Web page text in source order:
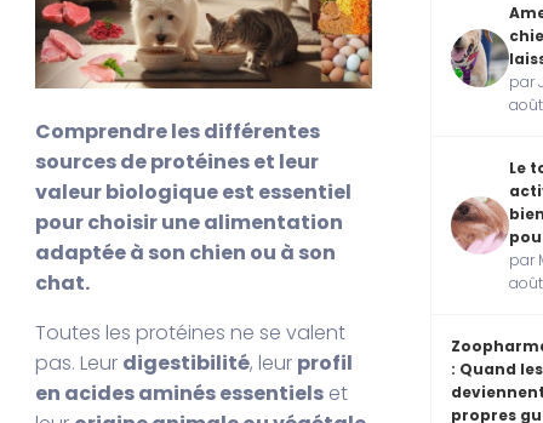
Comprendre les différentes
sources de protéines et leur
valeur biologique est essentiel
pour choisir une alimentation
adaptée à son chien ou à son
chat.
Toutes les protéines ne se valent
pas. Leur digestibilité, leur profil
en acides aminés essentiels et
par
Le
par
: Quand
propres